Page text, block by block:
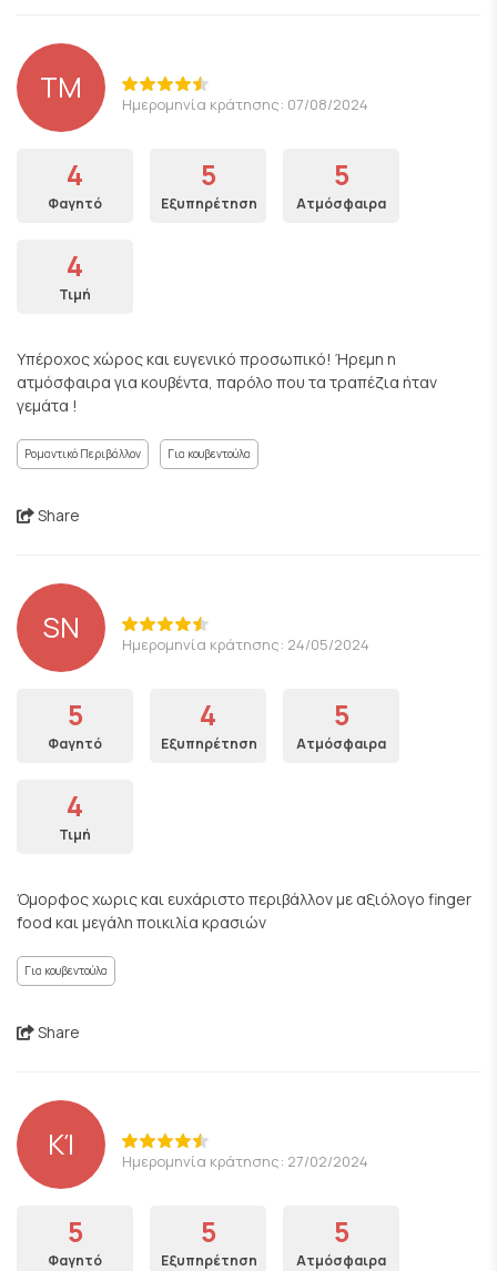
TM Ημερομηνία κράτησης: 07/08/2024
4
Φαγητό
5
Εξυπηρέτηση
5
Ατμόσφαιρα
4
Τιμή
Υπέροχος χώρος και ευγενικό προσωπικό! Ήρεμη η
ατμόσφαιρα για κουβέντα, παρόλο που τα τραπέζια ήταν
γεμάτα !
Ρομαντικό Περιβάλλον Για κουβεντούλα
Share
SN Ημερομηνία κράτησης: 24/05/2024
5
Φαγητό
4
Εξυπηρέτηση
5
Ατμόσφαιρα
4
Τιμή
Όμορφος χωρις και ευχάριστο περιβάλλον με αξιόλογο finger
food και μεγάλη ποικιλία κρασιών
Για κουβεντούλα
Share
ΚΊ Ημερομηνία κράτησης: 27/02/2024
5
Φαγητό
5
Εξυπηρέτηση
5
Ατμόσφαιρα